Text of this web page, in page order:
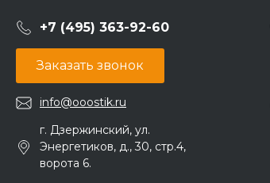
+7 (495) 363-92-60
Заказать звонок
info@ooostik.ru
г. Дзержинский, ул.
Энергетиков, д., 30, стр.4,
ворота 6.